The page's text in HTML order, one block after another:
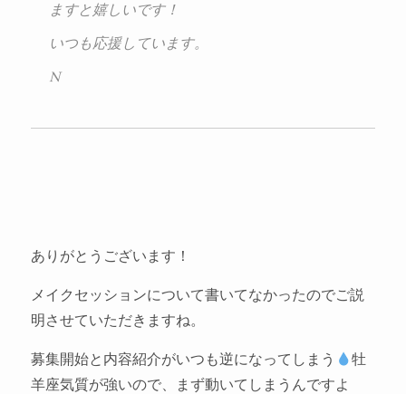
ますと嬉しいです！
いつも応援しています。
N
ありがとうございます！
メイクセッションについて書いてなかったのでご説
明させていただきますね。
募集開始と内容紹介がいつも逆になってしまう
牡
羊座気質が強いので、まず動いてしまうんですよ